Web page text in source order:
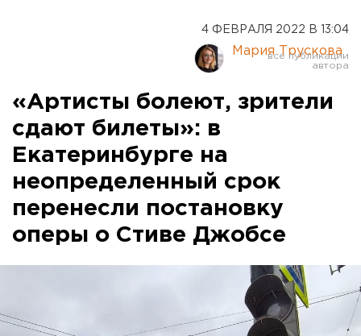
4 ФЕВРАЛЯ 2022 В 13:04
Мария Трускова
«Артисты болеют, зрители
сдают билеты»: в
Екатеринбурге на
неопределенный срок
перенесли постановку
оперы о Стиве Джобсе